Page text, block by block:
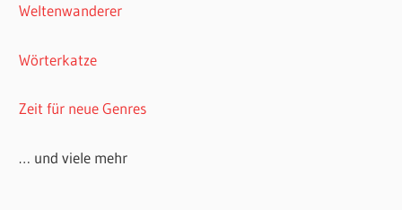
Weltenwanderer
Wörterkatze
Zeit für neue Genres
… und viele mehr